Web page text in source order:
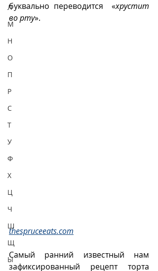
Л
М
Н
О
П
Р
С
Т
У
Ф
Х
Ц
Ч
Ш
Щ
Ы
буквально переводится  «хрустит
во рту».
thespruceeats.com
Самый ранний известный нам